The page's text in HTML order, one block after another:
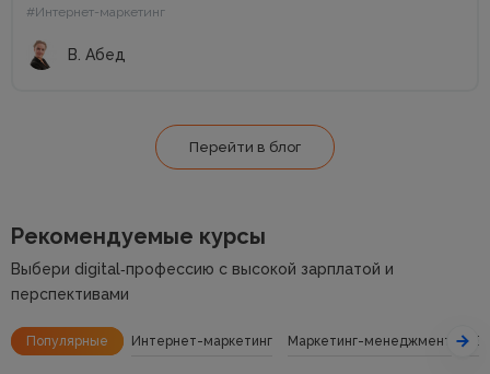
новую порцию...
#Интернет-маркетинг
В. Абед
Перейти в блог
Рекомендуемые курсы
Выбери digital‑профессию с высокой зарплатой и
перспективами
Популярные Интернет-маркетинг Маркетинг-менеджмент